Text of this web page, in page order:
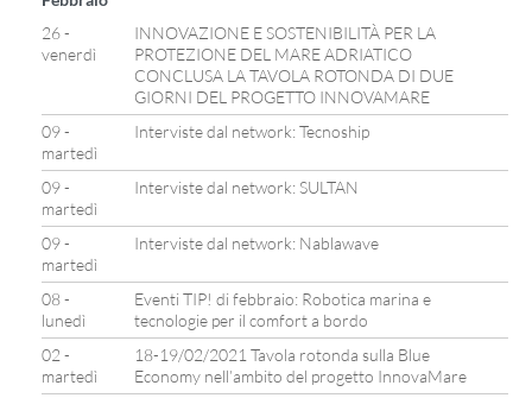
26 -
venerdì
INNOVAZIONE E SOSTENIBILITÀ PER LA
PROTEZIONE DEL MARE ADRIATICO
CONCLUSA LA TAVOLA ROTONDA DI DUE
GIORNI DEL PROGETTO INNOVAMARE
09 -
martedì
Interviste dal network: Tecnoship
09 -
martedì
Interviste dal network: SULTAN
09 -
martedì
Interviste dal network: Nablawave
08 -
lunedì
Eventi TIP! di febbraio: Robotica marina e
tecnologie per il comfort a bordo
02 -
martedì
18-19/02/2021 Tavola rotonda sulla Blue
Economy nell’ambito del progetto InnovaMare